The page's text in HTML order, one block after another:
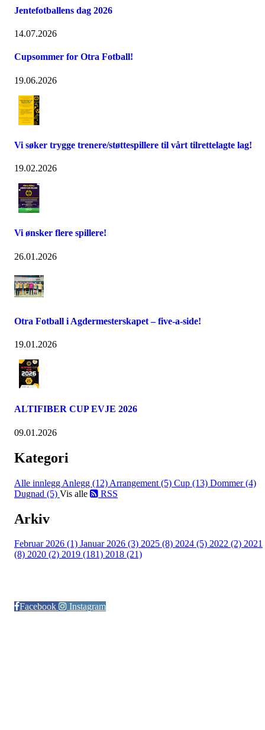
Jentefotballens dag 2026
14.07.2026
Cupsommer for Otra Fotball!
19.06.2026
Vi søker trygge trenere/støttespillere til vårt tilrettelagte lag!
19.02.2026
Vi ønsker flere spillere!
26.01.2026
Otra Fotball i Agdermesterskapet – five-a-side!
19.01.2026
ALTIFIBER CUP EVJE 2026
09.01.2026
Kategori
Alle innlegg Anlegg (12) Arrangement (5) Cup (13) Dommer (4)
Dugnad (5) Vis alle RSS
Arkiv
Februar 2026 (1) Januar 2026 (3) 2025 (8) 2024 (5) 2022 (2) 2021
(8) 2020 (2) 2019 (181) 2018 (21)
Facebook
Instagram